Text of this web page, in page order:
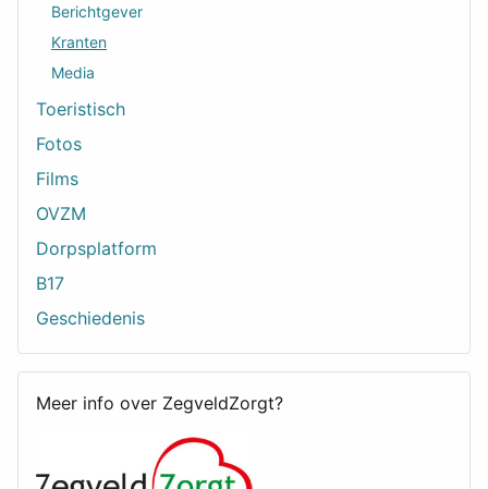
Berichtgever
Kranten
Media
Toeristisch
Fotos
Films
OVZM
Dorpsplatform
B17
Geschiedenis
Meer info over ZegveldZorgt?